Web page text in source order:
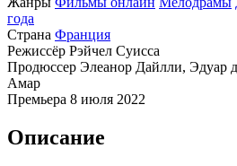
года
Страна Франция
Режиссёр Рэйчел Суисса
Продюссер Элеанор Дайлли, Эдуар
Амар
Премьера 8 июля 2022
Описание